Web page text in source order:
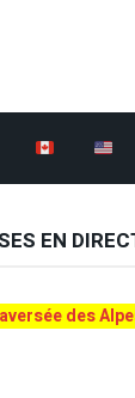
EN
des